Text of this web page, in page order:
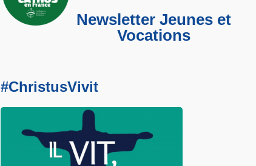
Newsletter Jeunes et
Vocations
#ChristusVivit